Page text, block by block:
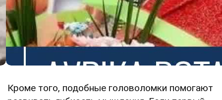
Кроме того, подобные головоломки помогают